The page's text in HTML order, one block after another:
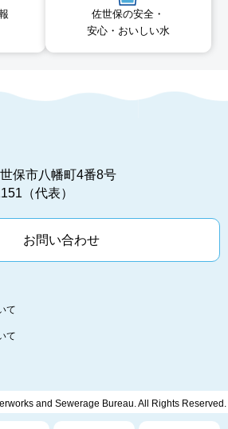
佐世保の安全・
安心・おいしい水
保市八幡町4番8号
（代表）
お問い合わせ
て
て
and Sewerage Bureau. All Rights Reserved.